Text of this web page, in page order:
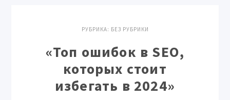
РУБРИКА: БЕЗ РУБРИКИ
«Топ ошибок в SEO,
которых стоит
избегать в 2024»